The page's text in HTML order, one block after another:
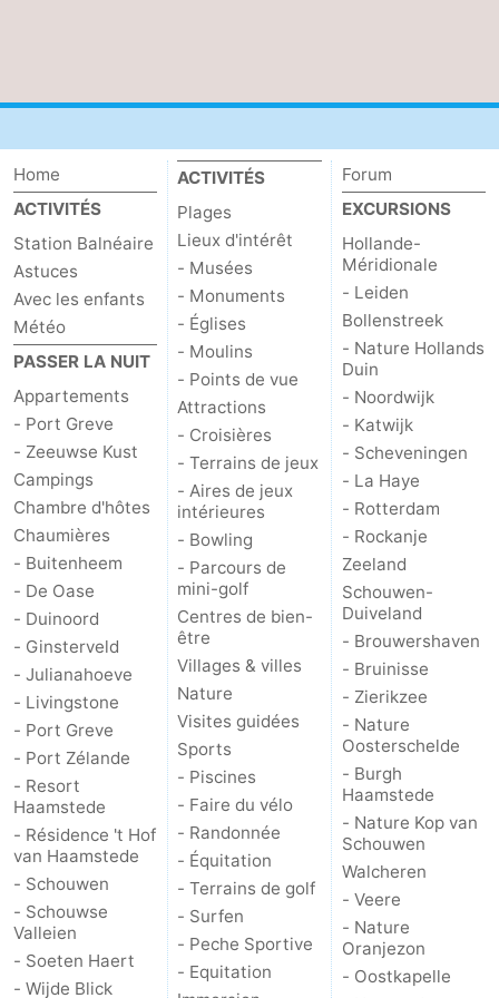
Home
ACTIVITÉS
Station Balnéaire
Astuces
Avec les enfants
Météo
PASSER LA NUIT
Appartements
- Port Greve
- Zeeuwse Kust
Campings
Chambre d'hôtes
Chaumières
- Buitenheem
- De Oase
- Duinoord
- Ginsterveld
- Julianahoeve
- Livingstone
- Port Greve
- Port Zélande
- Resort
Haamstede
- Résidence 't Hof
van Haamstede
- Schouwen
- Schouwse
Valleien
- Soeten Haert
- Wijde Blick
ACTIVITÉS
Plages
Lieux d'intérêt
- Musées
- Monuments
- Églises
- Moulins
- Points de vue
Attractions
- Croisières
- Terrains de jeux
- Aires de jeux
intérieures
- Bowling
- Parcours de
mini-golf
Centres de bien-
être
Villages & villes
Nature
Visites guidées
Sports
- Piscines
- Faire du vélo
- Randonnée
- Équitation
- Terrains de golf
- Surfen
- Peche Sportive
- Equitation
Forum
EXCURSIONS
Hollande-
Méridionale
- Leiden
Bollenstreek
- Nature Hollands
Duin
- Noordwijk
- Katwijk
- Scheveningen
- La Haye
- Rotterdam
- Rockanje
Zeeland
Schouwen-
Duiveland
- Brouwershaven
- Bruinisse
- Zierikzee
- Nature
Oosterschelde
- Burgh
Haamstede
- Nature Kop van
Schouwen
Walcheren
- Veere
- Nature
Oranjezon
- Oostkapelle